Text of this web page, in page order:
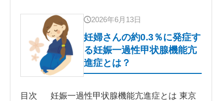
2026年6月13日
妊婦さんの約0.3％に発症す
る妊娠一過性甲状腺機能亢
進症とは？
目次 妊娠一過性甲状腺機能亢進症とは 東京